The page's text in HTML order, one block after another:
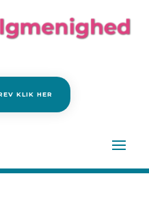
KLIK HER